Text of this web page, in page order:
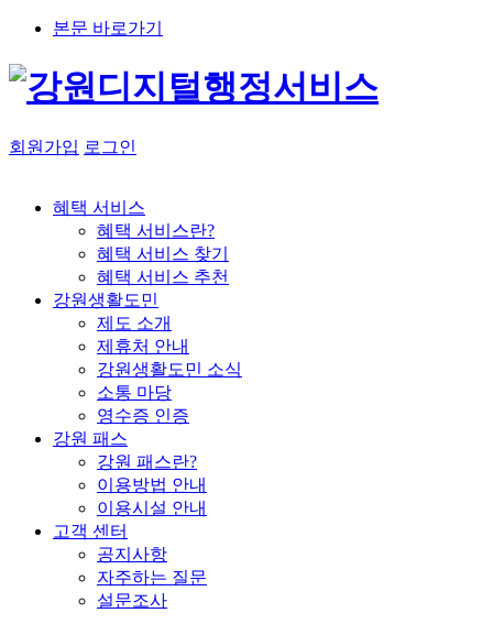
본문 바로가기
회원가입 로그인
혜택 서비스
혜택 서비스란?
혜택 서비스 찾기
혜택 서비스 추천
강원생활도민
제도 소개
제휴처 안내
강원생활도민 소식
소통 마당
영수증 인증
강원 패스
강원 패스란?
이용방법 안내
이용시설 안내
고객 센터
공지사항
자주하는 질문
설문조사